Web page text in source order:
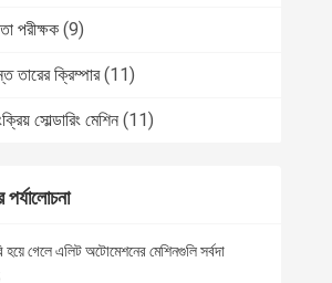
পরীক্ষক (9)
তারের ক্রিম্পার (11)
সোল্ডারিং মেশিন (11)
পর্যালোচনা
হয়ে গেলে এলিট অটোমেশনের মেশিনগুলি সর্বদা